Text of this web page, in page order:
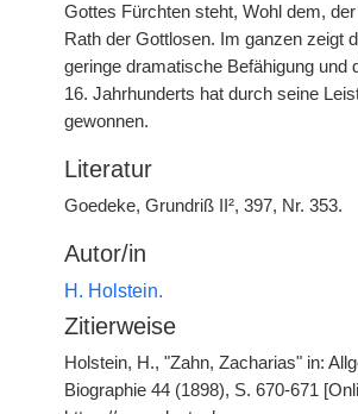
Gottes Fürchten steht, Wohl dem,
Rath der Gottlosen. Im ganzen zeigt
geringe dramatische Befähigung und
16. Jahrhunderts hat durch seine
gewonnen.
Literatur
Goedeke, Grundriß II², 397, Nr. 353.
Autor/in
H. Holstein.
Zitierweise
Holstein, H., "Zahn, Zacharias" in:
Biographie 44 (1898), S. 670-671